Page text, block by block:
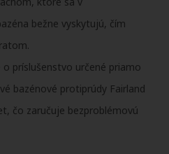
bežne vyskytujú, čím
príslušenstvo určené priamo
bazénové protiprúdy Fairland
čo zaručuje bezproblémovú